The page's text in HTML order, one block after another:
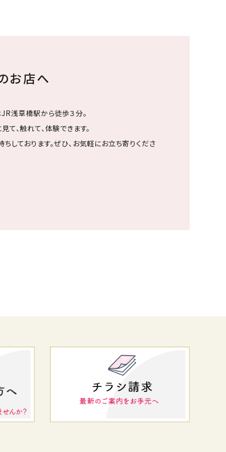
お店へ
浅草橋駅から徒歩３分。
て、触れて、体験できます。
しております。ぜひ、お気軽にお立ち寄りくださ